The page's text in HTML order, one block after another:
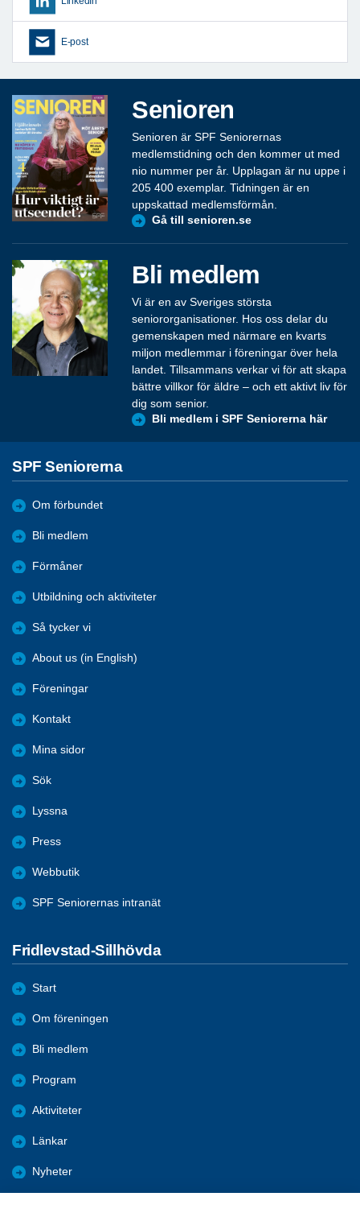
E-post
Senioren
Senioren är SPF Seniorernas
medlemstidning och den kommer ut med
nio nummer per år. Upplagan är nu uppe i
205 400 exemplar. Tidningen är en
uppskattad medlemsförmån.
Gå till senioren.se
Bli medlem
Vi är en av Sveriges största
seniororganisationer. Hos oss delar du
gemenskapen med närmare en kvarts
miljon medlemmar i föreningar över hela
landet. Tillsammans verkar vi för att skapa
bättre villkor för äldre – och ett aktivt liv för
dig som senior.
Bli medlem i SPF Seniorerna här
SPF Seniorerna
Om förbundet
Bli medlem
Förmåner
Utbildning och aktiviteter
Så tycker vi
About us (in English)
Föreningar
Kontakt
Mina sidor
Sök
Lyssna
Press
Webbutik
SPF Seniorernas intranät
Fridlevstad-Sillhövda
Start
Om föreningen
Bli medlem
Program
Aktiviteter
Länkar
Nyheter